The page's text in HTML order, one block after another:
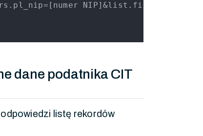
dane podatnika CIT
listę rekordów